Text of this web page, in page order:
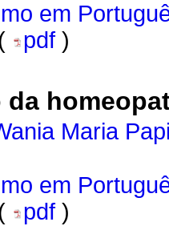
em
pdf )
da
Maria
em
pdf )